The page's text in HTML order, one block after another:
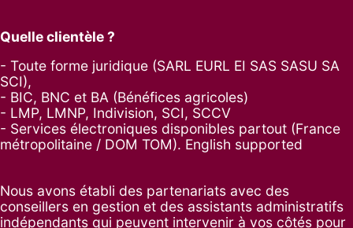
Quelle clientèle ?
- Toute forme juridique (SARL EURL EI SAS SASU SA
SCI),
- BIC, BNC et BA (Bénéfices agricoles)
- LMP, LMNP, Indivision, SCI, SCCV
- Services électroniques disponibles partout (France
métropolitaine / DOM TOM). English supported
Nous avons établi des partenariats avec des
conseillers en gestion et des assistants administratifs
indépendants qui peuvent intervenir à vos côtés pour